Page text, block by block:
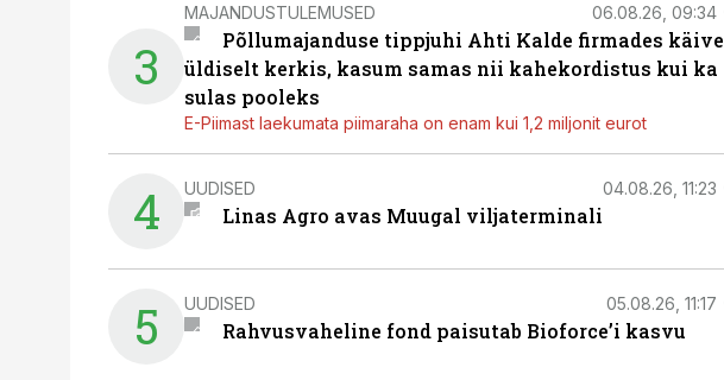
3
MAJANDUSTULEMUSED 06.08.26, 09:34
Põllumajanduse tippjuhi Ahti Kalde firmades käive
üldiselt kerkis, kasum samas nii kahekordistus kui ka
sulas pooleks
E-Piimast laekumata piimaraha on enam kui 1,2 miljonit eurot
4 UUDISED 04.08.26, 11:23
Linas Agro avas Muugal viljaterminali
5 UUDISED 05.08.26, 11:17
Rahvusvaheline fond paisutab Bioforce’i kasvu